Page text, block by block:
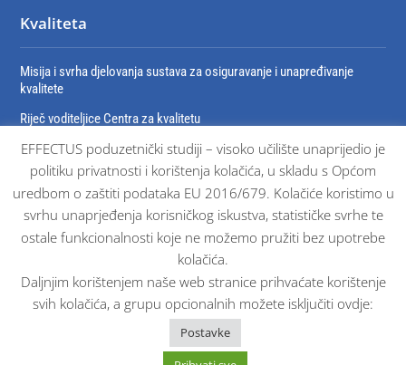
Kvaliteta
Misija i svrha djelovanja sustava za osiguravanje i unapređivanje
kvalitete
Riječ voditeljice Centra za kvalitetu
Organizacija sustava za osiguravanje i unaprjeđivanje kvalitete
Dokumenti sustava osiguravanja kvalitete
Certifikati
© Effectus sva prava pridržana 2025. |
EFFECTUS poduzetnički studiji – visoko učilište unaprijedio je
politiku privatnosti i korištenja kolačića, u skladu s Općom
uredbom o zaštiti podataka EU 2016/679. Kolačiće koristimo u
svrhu unaprjeđenja korisničkog iskustva, statističke svrhe te
ostale funkcionalnosti koje ne možemo pružiti bez upotrebe
kolačića.
Daljnjim korištenjem naše web stranice prihvaćate korištenje
svih kolačića, a grupu opcionalnih možete isključiti ovdje:
Postavke